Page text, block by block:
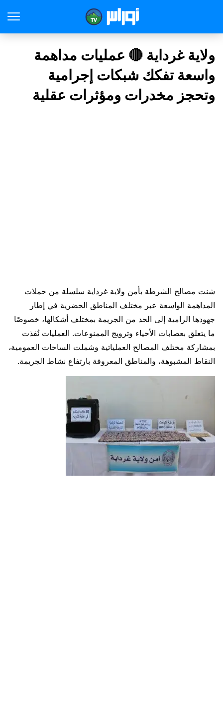
ولاية غرداية 🔴 عمليات مداهمة
واسعة تفكك شبكات إجرامية
وتحجز مخدرات ومؤثرات عقلية
شنت مصالح الشرطة بأمن ولاية غرداية سلسلة من حملات
المداهمة الواسعة عبر مختلف المناطق الحضرية في إطار
جهودها الرامية إلى الحد من الجريمة بمختلف أشكالها، خصوصًا
ما يتعلق بعصابات الأحياء وترويج الممنوعات. العمليات نُفذت
بمشاركة مختلف المصالح العملياتية وشملت الساحات العمومية،
النقاط المشبوهة، والمناطق المعروفة بارتفاع نشاط الجريمة.